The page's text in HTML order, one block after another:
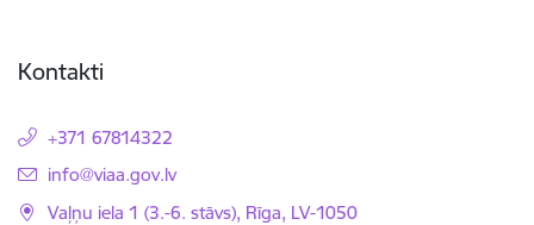
Kontakti
+371 67814322
E-pasts:
info@viaa.gov.lv
Vaļņu iela 1 (3.-6. stāvs), Rīga, LV-1050